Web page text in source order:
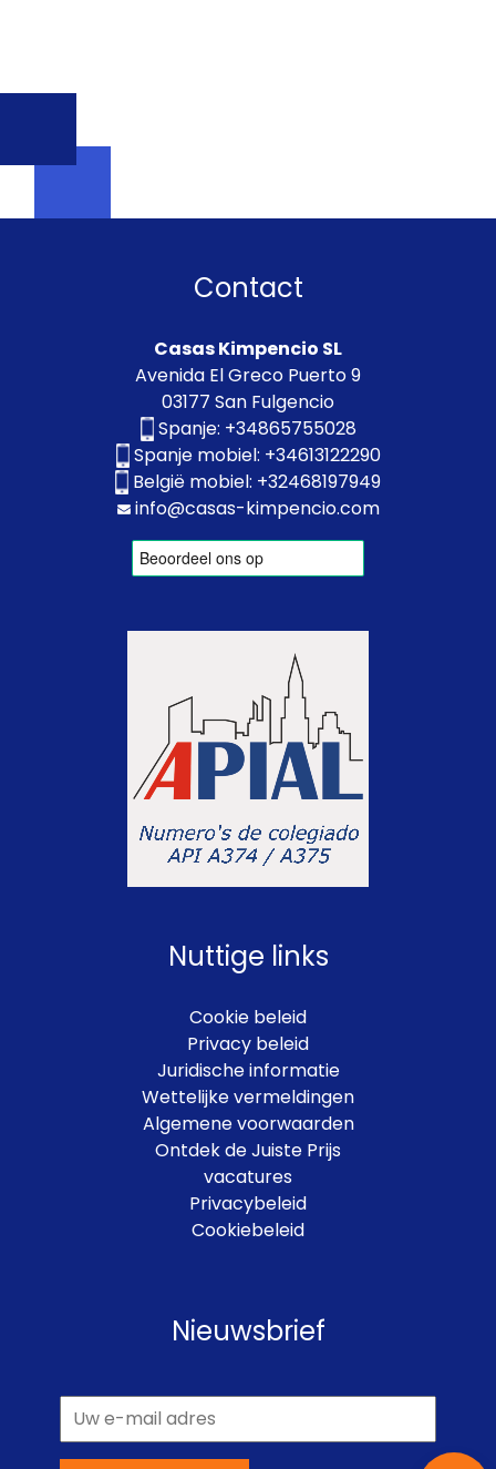
Contact
Casas Kimpencio SL
Avenida El Greco Puerto 9
03177 San Fulgencio
Spanje: +34865755028
Spanje mobiel: +34613122290
België mobiel: +32468197949
info@casas-kimpencio.com
Nuttige links
Cookie beleid
Privacy beleid
Juridische informatie
Wettelijke vermeldingen
Algemene voorwaarden
Ontdek de Juiste Prijs
vacatures
Privacybeleid
Cookiebeleid
Nieuwsbrief